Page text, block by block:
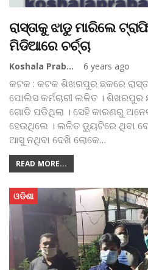
ରାସ୍ତାକୁ ଝାଡୁ ମାରିଲେ
ମିଡିଆରେ ଚର୍ଚ୍ଚା
Koshala Prabaha 6 years ago
କଟକ : କଟକ ଶିଖରପୁର ଛକରେ
ପୋଲିସ କର୍ମଚାରୀ ଲଳିତ । ଶିଖରପୁର
ଗୋଡି ପଡିଥିଲା । ସେହି କାରଣରୁ
ହେଉଥିଲେ । ଲଳିତ ଡ୍ୟୁଟିରେ ଥିବା
ଆସୁ ନଥିବା ଦେଖି ଲୋକେ…
READ MORE...
ଓଡିଶା